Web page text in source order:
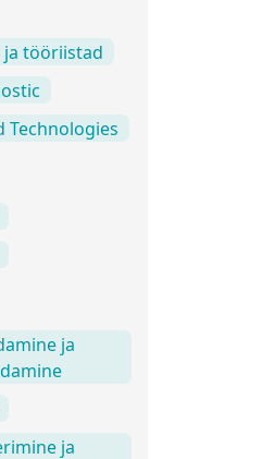
ja tööriistad
Technologies
ja
ja